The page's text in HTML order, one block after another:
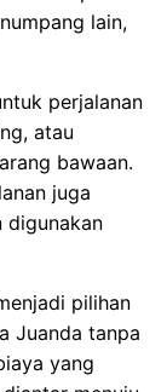
lain,
perjalanan
atau
bawaan.
juga
digunakan
pilihan
Juanda tanpa
yang